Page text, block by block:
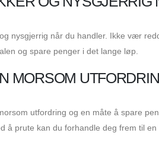
nysgjerrig når du handler. Ikke vær
og spare penger i det lange løp.
MORSOM
utfordring og en måte å spare
å prute kan du forhandle deg frem til